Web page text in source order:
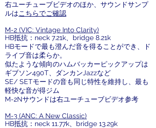
右ユーチューブビデオのほか、サウンドサンプ
ルはこちらでご確認
M-2 (VIC: Vintage Into Clarity)
HB抵抗：neck 7.21k、bridge 8.21k
HBモードで最も澄んだ音を得ることができ、ド
ライブ音は柔らか。
似たような傾向のハムバッカーピックアップは
ギブソン490T、ダンカンJazzなど
SE/ SETモードの音も同じ特性を維持し、最も
軽快な音が得ジム
M-2Nサウンドは右ユーチューブビデオ参考
M-3 (ANC: A New Classic)
HB抵抗：neck 11.77k、bridge 13.29k